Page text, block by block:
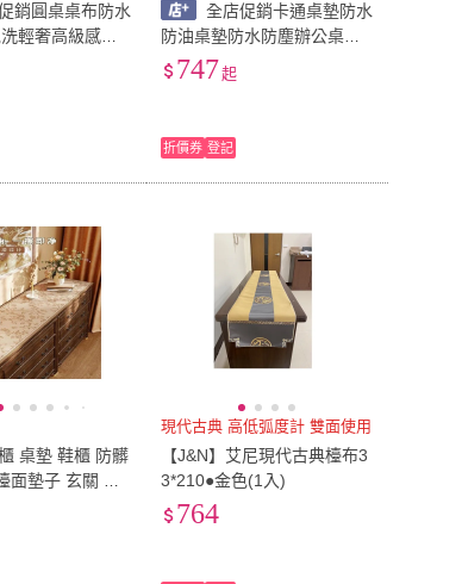
銷圓桌桌布防水
輕奢高級感家
餐桌桌布檯布
全店促銷卡通桌墊防水
防油桌墊防水防塵辦公桌面
保護墊房學習桌布
747起
折價券 登記
桌墊 鞋櫃 防髒
面墊子 玄關 桌
油防水 桌布 美
現代古典 高低弧度計 雙面使用
【J&N】艾尼現代古典檯布3
3*210●金色(1入)
764